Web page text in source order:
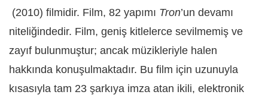
(2010) filmidir. Film, 82 yapımı Tron’un devamı
niteliğindedir. Film, geniş kitlelerce sevilmemiş ve
zayıf bulunmuştur; ancak müzikleriyle halen
hakkında konuşulmaktadır. Bu film için uzunuyla
kısasıyla tam 23 şarkıya imza atan ikili, elektronik